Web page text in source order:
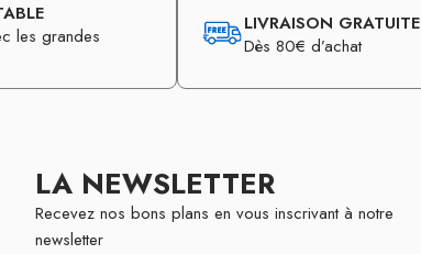
les grandes
LIVRAISON GRATUITE
Dès 80€ d’achat
LA NEWSLETTER
Recevez nos bons plans en vous inscrivant à notre
newsletter